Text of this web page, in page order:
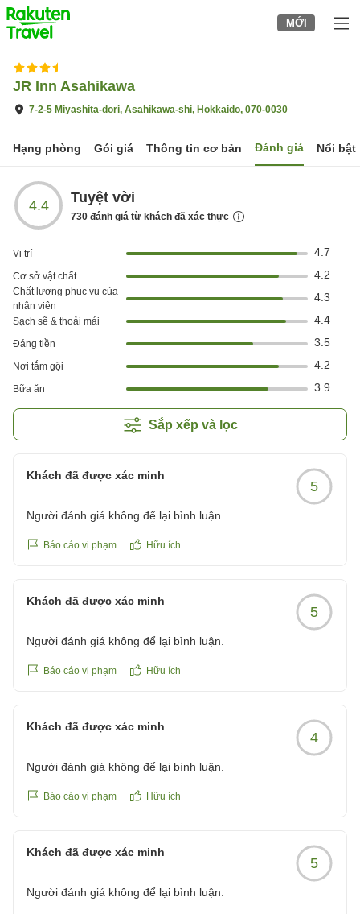
to
top
page
MỚI
JR Inn Asahikawa
7-2-5 Miyashita-dori, Asahikawa-shi, Hokkaido, 070-0030
Hạng phòng Gói giá Thông tin cơ bản Đánh giá Nổi bật
4.4 Tuyệt vời
730 đánh giá từ khách đã xác thực
Vị trí 4.7
Cơ sở vật chất 4.2
Chất lượng phục vụ của
nhân viên
4.3
Sạch sẽ & thoải mái 4.4
Đáng tiền 3.5
Nơi tắm gội 4.2
Bữa ăn 3.9
Sắp xếp và lọc
Khách đã được xác minh
5
Người đánh giá không để lại bình luận.
Báo cáo vi phạm Hữu ích
Khách đã được xác minh
5
Người đánh giá không để lại bình luận.
Báo cáo vi phạm Hữu ích
Khách đã được xác minh
4
Người đánh giá không để lại bình luận.
Báo cáo vi phạm Hữu ích
Khách đã được xác minh
5
Người đánh giá không để lại bình luận.